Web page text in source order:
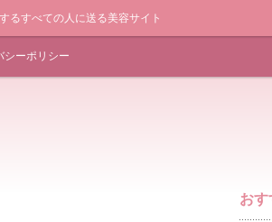
るすべての人に送る美容サイト
シーポリシー
おす